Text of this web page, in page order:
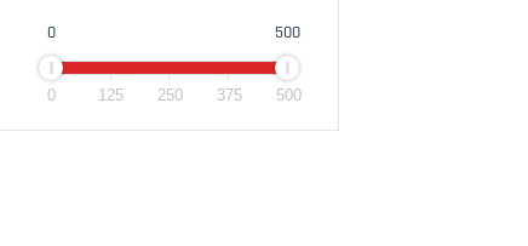
0 500
0 125 250 375 500